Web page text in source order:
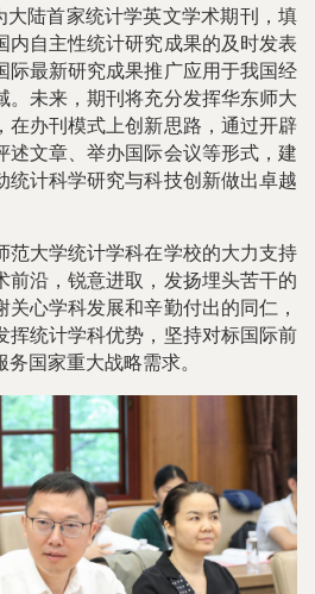
大陆首家统计学英文学术期刊，填
内自主性统计研究成果的及时发表
际最新研究成果推广应用于我国经
。未来，期刊将充分发挥华东师大
在办刊模式上创新思路，通过开辟
述文章、举办国际会议等形式，建
统计科学研究与科技创新做出卓越
大学统计学科在学校的大力支持
前沿，锐意进取，发扬埋头苦干的
心学科发展和辛勤付出的同仁，
挥统计学科优势，坚持对标国际前
国家重大战略需求。